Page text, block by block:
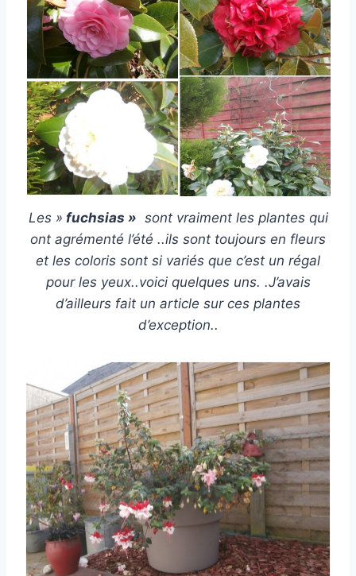
Les » fuchsias » sont vraiment les plantes qui
ont agrémenté l’été ..ils sont toujours en fleurs
et les coloris sont si variés que c’est un régal
pour les yeux..voici quelques uns. .J’avais
d’ailleurs fait un article sur ces plantes
d’exception..